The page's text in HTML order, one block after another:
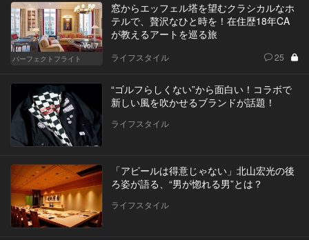
Vol.7
パーフェクトフライト
窓からエッフェル塔を望むクラシカルなホ
テルで、贅沢なひと時を！在住歴18年CA
が教えるアートを巡る旅
ライフスタイル 25
“ゴルフらしくない”から面白い！コラボで
新しい風を吹かせるブランドが話題！
ライフスタイル
「アピールは得意じゃない」北山宏光の後
ろ姿が語る、“男が惚れる男”とは？
ライフスタイル